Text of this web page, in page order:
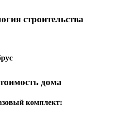
строительства
дома
комплект: